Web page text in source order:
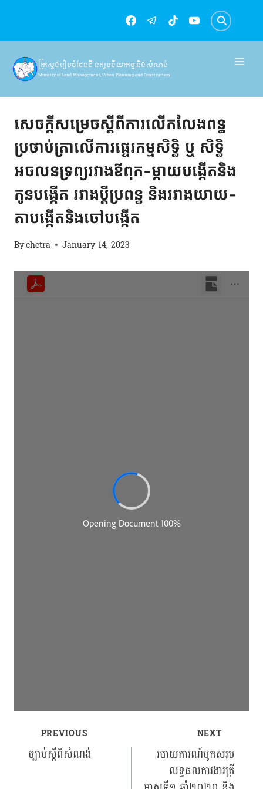
content
ក្រសួងរៀបចំដែនដី នគរូបនីយកម្ម និងសំណង់
Ministry of Land Management, Urban Planning and Construction
សេចក្ដីសម្រេចស្ដីពីការលើកលែងពន្ធ
ប្រថាប់ត្រាលើការផ្ទេរកម្មសិទ្ធិ ឬ សិទ្ធិ
អចលនទ្រព្យរវាងឪពុក-ម្ដាយបង្កើតនិង
កូនបង្កើត រវាងប្ដីប្រពន្ធ និងរវាងយាយ-
តាបង្កើតនិងចៅបង្កើត
Bychetra January 14, 2023
Post
navigation
PREVIOUS
ច្បាប់ស្ដីពីសំណង់
NEXT
របាយការណ៍បូកសរុប
លទ្ធផលការងារត្រី